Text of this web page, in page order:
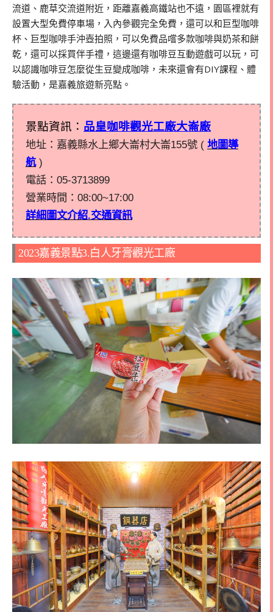
流道、鹿草交流道附近，距離嘉義高鐵站也不遠，園區裡就有
設置大型免費停車場，入內參觀完全免費，還可以和巨型咖啡
杯、巨型咖啡手沖壺拍照，可以免費品嚐多款咖啡與奶茶和餅
乾，還可以採買伴手禮，這邊還有咖啡豆互動遊戲可以玩，可
以認識咖啡豆怎麼從生豆變成咖啡，未來還會有DIY課程、體
驗活動，是嘉義旅遊新亮點。
景點資訊： 品皇咖啡觀光工廠大崙廠
地址：嘉義縣水上鄉大崙村大崙155號 ( 地圖導
航)
電話：05-3713899
營業時間：08:00~17:00
詳細圖文介紹.交通資訊
2023嘉義景點3.白人牙膏觀光工廠